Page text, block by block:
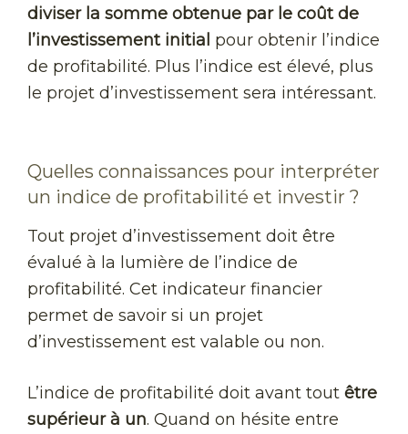
diviser la somme obtenue par le coût de
l’investissement initial pour obtenir l’indice
de profitabilité. Plus l’indice est élevé, plus
le projet d’investissement sera intéressant.
Quelles connaissances pour interpréter
un indice de profitabilité et investir ?
Tout projet d’investissement doit être
évalué à la lumière de l’indice de
profitabilité. Cet indicateur financier
permet de savoir si un projet
d’investissement est valable ou non.
L’indice de profitabilité doit avant tout être
supérieur à un. Quand on hésite entre